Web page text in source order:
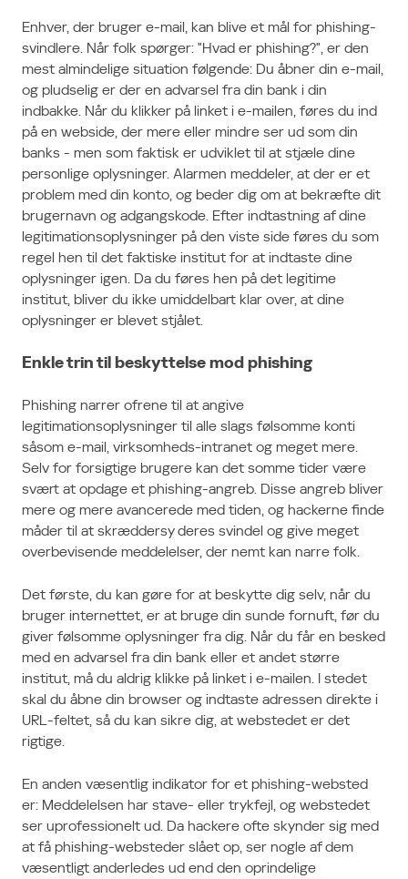
Enhver, der bruger e-mail, kan blive et mål for phishing-
svindlere. Når folk spørger: "Hvad er phishing?", er den
mest almindelige situation følgende: Du åbner din e-mail,
og pludselig er der en advarsel fra din bank i din
indbakke. Når du klikker på linket i e-mailen, føres du ind
på en webside, der mere eller mindre ser ud som din
banks - men som faktisk er udviklet til at stjæle dine
personlige oplysninger. Alarmen meddeler, at der er et
problem med din konto, og beder dig om at bekræfte dit
brugernavn og adgangskode. Efter indtastning af dine
legitimationsoplysninger på den viste side føres du som
regel hen til det faktiske institut for at indtaste dine
oplysninger igen. Da du føres hen på det legitime
institut, bliver du ikke umiddelbart klar over, at dine
oplysninger er blevet stjålet.
Enkle trin til beskyttelse mod phishing
Phishing narrer ofrene til at angive
legitimationsoplysninger til alle slags følsomme konti
såsom e-mail, virksomheds-intranet og meget mere.
Selv for forsigtige brugere kan det somme tider være
svært at opdage et phishing-angreb. Disse angreb bliver
mere og mere avancerede med tiden, og hackerne finde
måder til at skræddersy deres svindel og give meget
overbevisende meddelelser, der nemt kan narre folk.
Det første, du kan gøre for at beskytte dig selv, når du
bruger internettet, er at bruge din sunde fornuft, før du
giver følsomme oplysninger fra dig. Når du får en besked
med en advarsel fra din bank eller et andet større
institut, må du aldrig klikke på linket i e-mailen. I stedet
skal du åbne din browser og indtaste adressen direkte i
URL-feltet, så du kan sikre dig, at webstedet er det
rigtige.
En anden væsentlig indikator for et phishing-websted
er: Meddelelsen har stave- eller trykfejl, og webstedet
ser uprofessionelt ud. Da hackere ofte skynder sig med
at få phishing-websteder slået op, ser nogle af dem
væsentligt anderledes ud end den oprindelige